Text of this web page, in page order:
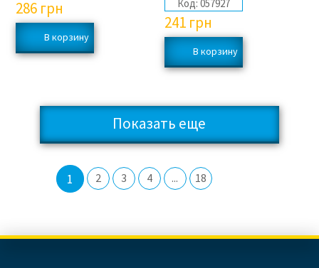
286 грн Код: 057927
241 грн
Показать еще
1 2 3 4 ... 18